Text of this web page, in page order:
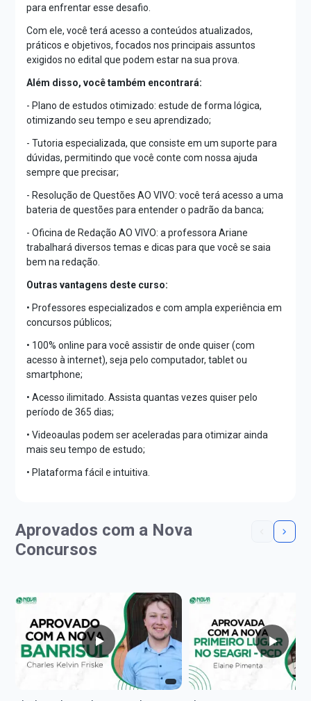
para enfrentar esse desafio.
Com ele, você terá acesso a conteúdos atualizados,
práticos e objetivos, focados nos principais assuntos
exigidos no edital que podem estar na sua prova.
Além disso, você também encontrará:
- Plano de estudos otimizado: estude de forma lógica,
otimizando seu tempo e seu aprendizado;
- Tutoria especializada, que consiste em um suporte para
dúvidas, permitindo que você conte com nossa ajuda
sempre que precisar;
- Resolução de Questões AO VIVO: você terá acesso a uma
bateria de questões para entender o padrão da banca;
- Oficina de Redação AO VIVO: a professora Ariane
trabalhará diversos temas e dicas para que você se saia
bem na redação.
Outras vantagens deste curso:
• Professores especializados e com ampla experiência em
concursos públicos;
• 100% online para você assistir de onde quiser (com
acesso à internet), seja pelo computador, tablet ou
smartphone;
• Acesso ilimitado. Assista quantas vezes quiser pelo
período de 365 dias;
• Videoaulas podem ser aceleradas para otimizar ainda
mais seu tempo de estudo;
• Plataforma fácil e intuitiva.
Aprovados com a Nova
Concursos